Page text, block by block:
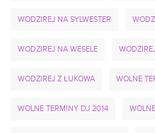
WODZIREJ NA SYLWESTER
WODZIREJ NA WESELE
WODZIREJ Z ŁUKOWA WOLNE
WOLNE TERMINY DJ 2014